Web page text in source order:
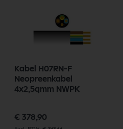
Kabel H07RN-F
Neopreenkabel
4x2,5qmm NWPK
€ 378,90